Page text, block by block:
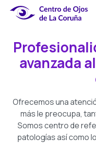
avanzada
Ofrecemos una
más le preocupa,
Somos centro de
patologías así como